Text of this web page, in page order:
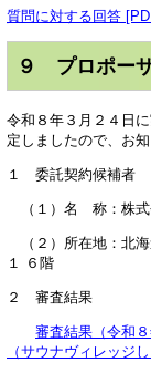
質問に対する回答
９ プロポー
令和８年３月２４日
定しましたので、お知
１ 委託契約候補者
（１）名 称：株式
（２）所在地：北海
１ ６階
２ 審査結果
審査結果（令和
（サウナヴィレッジ